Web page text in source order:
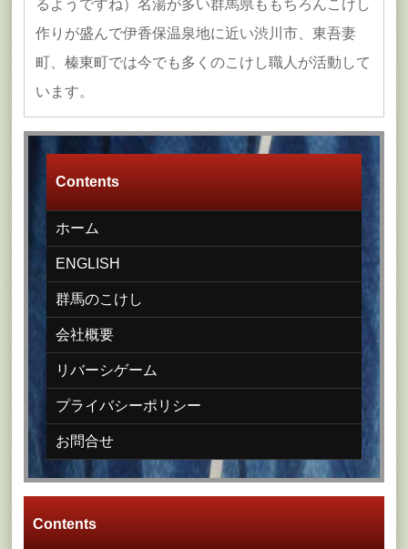
るようですね）名湯が多い群馬県ももちろんこけし
作りが盛んで伊香保温泉地に近い渋川市、東吾妻
町、榛東町では今でも多くのこけし職人が活動して
います。
Contents
ホーム
ENGLISH
群馬のこけし
会社概要
リバーシゲーム
プライバシーポリシー
お問合せ
Contents